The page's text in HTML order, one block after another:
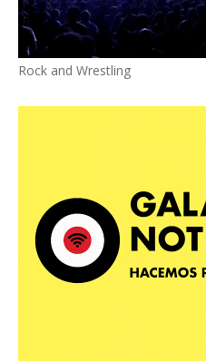
Rock and Wrestling